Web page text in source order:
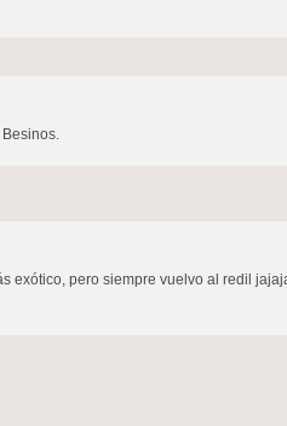
exótico, pero siempre vuelvo al redil